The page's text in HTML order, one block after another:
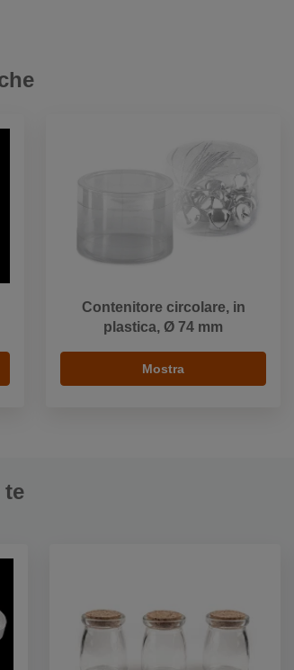
Contenitore circolare, in
plastica, Ø 74 mm
Mostra
te